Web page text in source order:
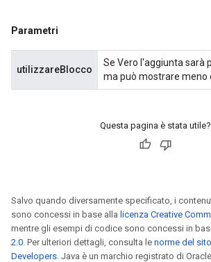
Parametri
utilizzareBlocco
Se Vero l'aggiunta sarà
ma può mostrare meno
Questa pagina è stata utile?
Salvo quando diversamente specificato, i
sono concessi in base alla licenza Creative
mentre gli esempi di codice sono concessi in
2.0. Per ulteriori dettagli, consulta le norme del
Developers. Java è un marchio registrato di